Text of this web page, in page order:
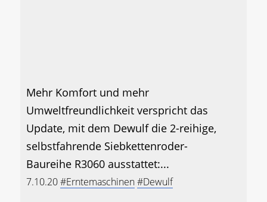
Mehr Komfort und mehr
Umweltfreundlichkeit verspricht das
Update, mit dem Dewulf die 2-reihige,
selbstfahrende Siebkettenroder-
Baureihe R3060 ausstattet:...
7.10.20#Erntemaschinen#Dewulf